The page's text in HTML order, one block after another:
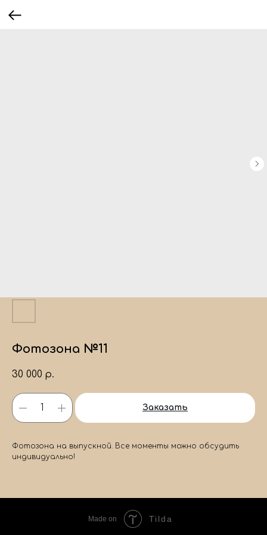
Фотозона №11
30 000 р.
Заказать
Фотозона на выпускной. Все моменты можно обсудить
индивидуально!
Made on Tilda